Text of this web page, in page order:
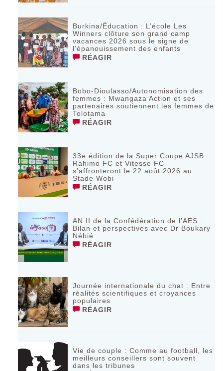
Burkina/Éducation : L’école Les
Winners clôture son grand camp
vacances 2026 sous le signe de
l’épanouissement des enfants
RÉAGIR
Bobo-Dioulasso/Autonomisation des
femmes : Mwangaza Action et ses
partenaires soutiennent les femmes de
Tolotama
RÉAGIR
33e édition de la Super Coupe AJSB :
Rahimo FC et Vitesse FC
s’affronteront le 22 août 2026 au
Stade Wobi
RÉAGIR
AN II de la Confédération de l’AES :
Bilan et perspectives avec Dr Boukary
Nébié
RÉAGIR
Journée internationale du chat : Entre
réalités scientifiques et croyances
populaires
RÉAGIR
Vie de couple : Comme au football, les
meilleurs conseillers sont souvent
dans les tribunes